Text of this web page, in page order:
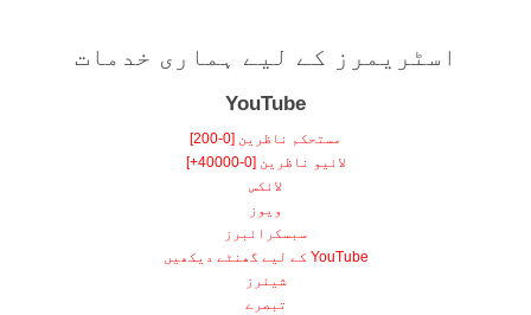
اسٹریمرز کے لیے ہماری خدمات
YouTube
مستحکم ناظرین [0-200]
لائیو ناظرین [0-40000+]
لائکس
ویوز
سبسکرائبرز
YouTube کے لیے گھنٹے دیکھیں
شیئرز
تبصرے